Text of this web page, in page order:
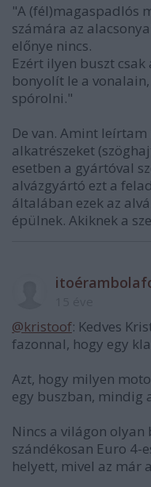
"A (fél)magaspadlós
számára az
előnye nincs.
Ezért ilyen buszt
bonyolít le a
spórolni."
De van. Amint
alkatrészeket
esetben a gyártóval
alvázgyártó ezt a
általában ezek az
épülnek. Akiknek a
@kristoof: Kedves
fazonnal, hogy egy
Azt, hogy milyen
egy buszban, mindig
Nincs a világon
szándékosan Euro 4-
helyett, mivel az már